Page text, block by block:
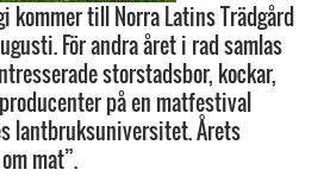
kommer till Norra Latins Trädgård
För andra året i rad samlas
storstadsbor, kockar,
på en matfestival
lantbruksuniversitet. Årets
mat”.